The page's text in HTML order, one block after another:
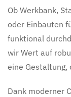
Ob Werkbank,
oder Einbauten
funktional
wir Wert auf
eine Gestaltung,
Dank moderner